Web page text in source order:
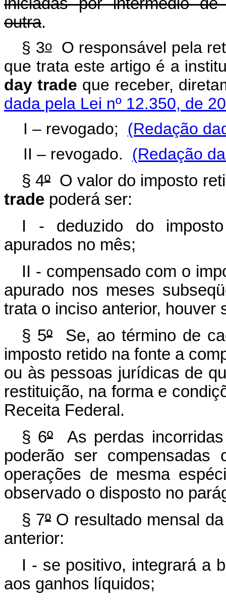
outra.
§ 3oO responsável pela
que trata este artigo é a
day trade que receber,
dada pela Lei nº 12.350, de
I – revogado; (Redação
II – revogado. (Redação
§ 4º O valor do imposto
trade poderá ser:
I - deduzido do
apurados no mês;
II - compensado com o
apurado nos meses
trata o inciso anterior, houver
§ 5º Se, ao término de
imposto retido na fonte a
ou às pessoas jurídicas de
restituição, na forma e
Receita Federal.
§ 6ºAs perdas
poderão ser compensadas
operações de mesma
observado o disposto no
§ 7ºO resultado mensal
anterior:
I - se positivo, integrará a
aos ganhos líquidos;